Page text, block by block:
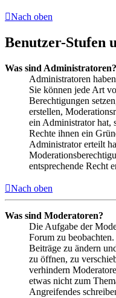
Nach oben
Benutzer-Stufen
Was sind Administratoren?
Administratoren
Sie können jede Art
Berechtigungen
erstellen,
ein Administrator hat,
Rechte ihnen ein
Administrator erteilt
entsprechende Recht
Nach oben
Was sind Moderatoren?
Die Aufgabe der
Forum zu
Beiträge zu ändern
zu öffnen, zu
verhindern
etwas nicht zum
Angreifendes